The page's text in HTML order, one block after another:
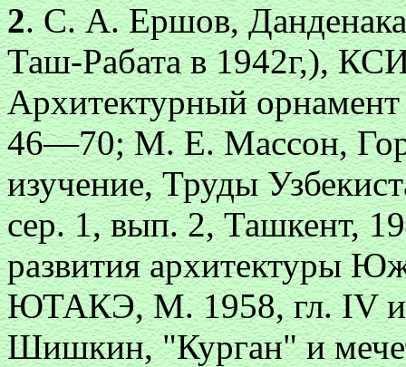
2. С. А. Ершов,
Таш-Рабата в 1942г,),
Архитектурный
46—70; М. Е. Массон,
изучение, Труды
сер. 1, вып. 2, Ташкент,
развития архитектуры
ЮТАКЭ, М. 1958, гл. IV и
Шишкин, "Курган" и